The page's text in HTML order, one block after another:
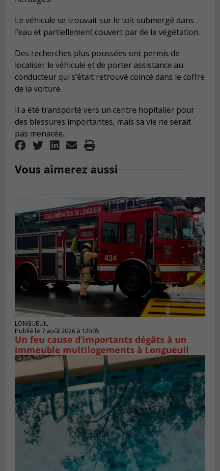
Le véhicule se trouvait sur le toit submergé dans
l’eau et partiellement couvert par de la végétation.
Des recherches plus poussées ont permis de
localiser le véhicule et de porter assistance au
conducteur qui s’était retrouvé coincé dans le coffre
de la voiture.
Il a été transporté vers un centre hopitalier pour
des blessures importantes, mais sa vie ne serait
pas menacée.
Vous aimerez aussi
LONGUEUIL
Publié le 7 août 2026 à 12h05
Un feu cause d’importants dégâts à un
immeuble multilogements à Longueuil